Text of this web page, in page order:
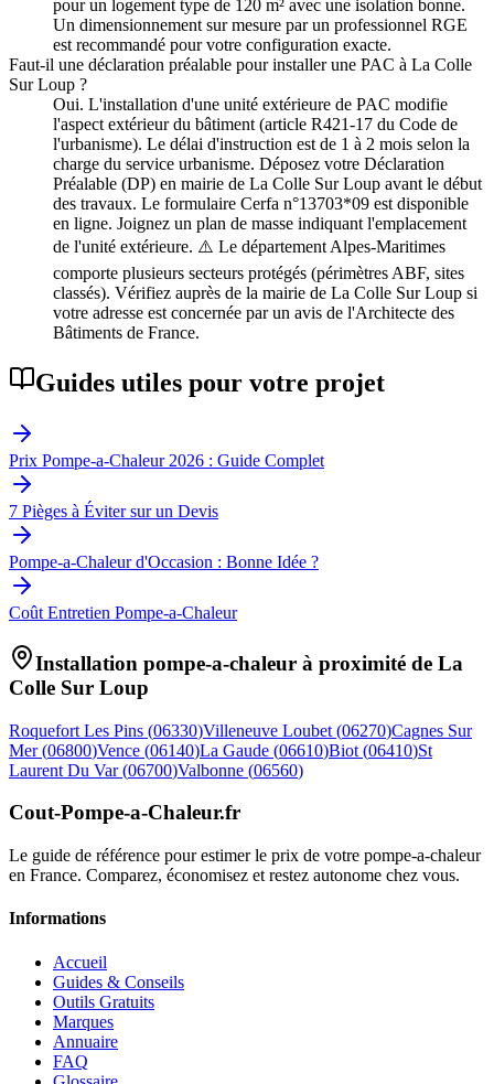
pour un logement type de 120 m² avec une isolation bonne.
Un dimensionnement sur mesure par un professionnel RGE
est recommandé pour votre configuration exacte.
Faut-il une déclaration préalable pour installer une PAC à La Colle
Sur Loup ?
Oui. L'installation d'une unité extérieure de PAC modifie
l'aspect extérieur du bâtiment (article R421-17 du Code de
l'urbanisme). Le délai d'instruction est de 1 à 2 mois selon la
charge du service urbanisme. Déposez votre Déclaration
Préalable (DP) en mairie de La Colle Sur Loup avant le début
des travaux. Le formulaire Cerfa n°13703*09 est disponible
en ligne. Joignez un plan de masse indiquant l'emplacement
de l'unité extérieure. ⚠️ Le département Alpes-Maritimes
comporte plusieurs secteurs protégés (périmètres ABF, sites
classés). Vérifiez auprès de la mairie de La Colle Sur Loup si
votre adresse est concernée par un avis de l'Architecte des
Bâtiments de France.
Guides utiles pour votre projet
Prix Pompe-a-Chaleur 2026 : Guide Complet
7 Pièges à Éviter sur un Devis
Pompe-a-Chaleur d'Occasion : Bonne Idée ?
Coût Entretien Pompe-a-Chaleur
Installation pompe-a-chaleur à proximité de La
Colle Sur Loup
Roquefort Les Pins (06330)Villeneuve Loubet (06270)Cagnes Sur
Mer (06800)Vence (06140)La Gaude (06610)Biot (06410)St
Laurent Du Var (06700)Valbonne (06560)
Cout-Pompe-a-Chaleur.fr
Le guide de référence pour estimer le prix de votre pompe-a-chaleur
en France. Comparez, économisez et restez autonome chez vous.
Informations
Accueil
Guides & Conseils
Outils Gratuits
Marques
Annuaire
FAQ